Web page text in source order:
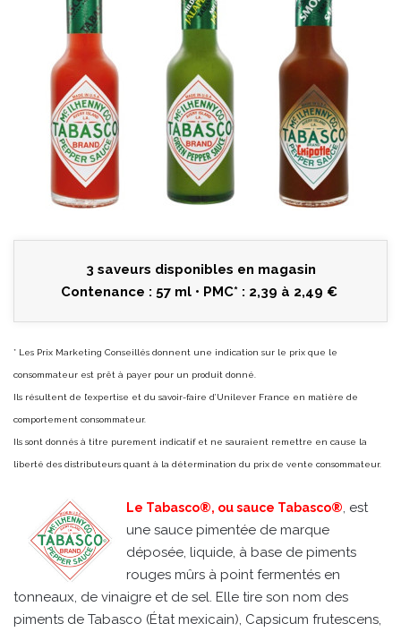
3 saveurs disponibles en magasin
Contenance : 57 ml • PMC* : 2,39 à 2,49 €
* Les Prix Marketing Conseillés donnent une indication sur le prix que le
consommateur est prêt à payer pour un produit donné.
Ils résultent de l’expertise et du savoir-faire d’Unilever France en matière de
comportement consommateur.
Ils sont donnés à titre purement indicatif et ne sauraient remettre en cause la
liberté des distributeurs quant à la détermination du prix de vente consommateur.
Le Tabasco®, ou sauce Tabasco® , est
une sauce pimentée de marque
déposée, liquide, à base de piments
rouges mûrs à point fermentés en
tonneaux, de vinaigre et de sel. Elle tire son nom des
piments de Tabasco (État mexicain), Capsicum frutescens,